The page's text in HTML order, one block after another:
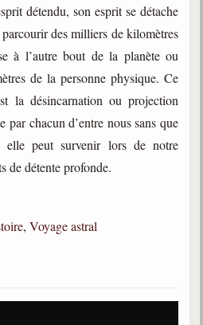
détendu, son esprit se détache
des milliers de kilomètres
à l’autre bout de la planète ou
de la personne physique. Ce
la désincarnation ou projection
par chacun d’entre nous sans que
elle peut survenir lors de notre
de détente profonde.
, Voyage astral